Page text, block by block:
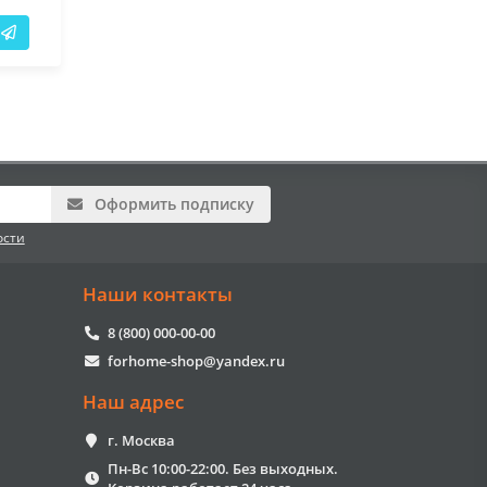
Оформить подписку
Наши контакты
8 (800) 000-00-00
forhome-shop@yandex.ru
Наш адрес
г. Москва
Пн-Вс 10:00-22:00. Без выходных.